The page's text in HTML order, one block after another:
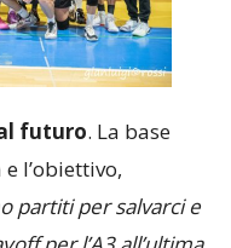
futuro
l’obiettivo,
partiti per salvarci e